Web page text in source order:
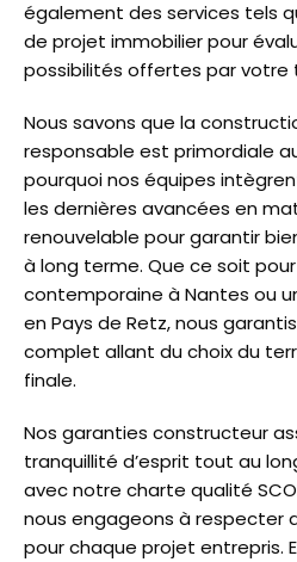
également des services tels
de projet immobilier pour
possibilités offertes par votre
Nous savons que la
responsable est primordiale
pourquoi nos équipes
les dernières avancées en
renouvelable pour garantir
à long terme. Que ce soit
contemporaine à Nantes ou
en Pays de Retz, nous
complet allant du choix du
finale.
Nos garanties constructeur
tranquillité d’esprit tout au
avec notre charte qualité SCOP
nous engageons à respecter
pour chaque projet entrepris.